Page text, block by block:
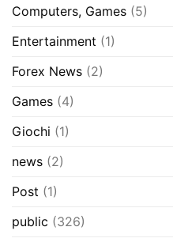
Computers, Games (5)
Entertainment (1)
Forex News (2)
Games (4)
Giochi (1)
news (2)
Post (1)
public (326)